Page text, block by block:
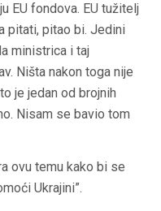
EU fondova. EU tužitelj
pitati, pitao bi. Jedini
ministrica i taj
Ništa nakon toga nije
je jedan od brojnih
Nisam se bavio tom
ovu temu kako bi se
Ukrajini”.